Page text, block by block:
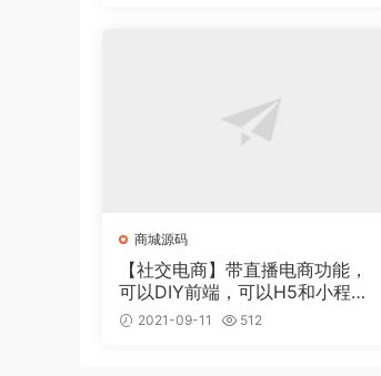
商城源码
【社交电商】带直播电商功能，
可以DIY前端，可以H5和小程序
一般商城常用功能齐全
2021-09-11 512